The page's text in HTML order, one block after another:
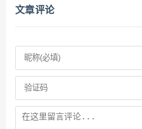
文章评论